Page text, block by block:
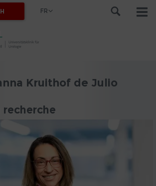
FR
Kruithof de Julio